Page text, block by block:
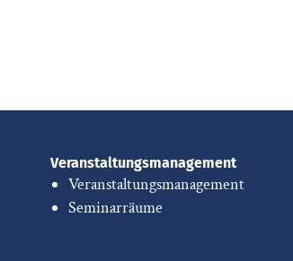
Veranstaltungsmanagement
Veranstaltungsmanagement
Seminarräume